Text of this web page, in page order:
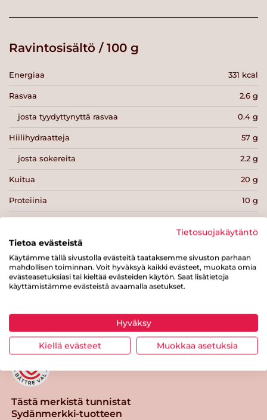
Ravintosisältö / 100 g
Energiaa 331 kcal
Rasvaa 2.6 g
josta tyydyttynyttä rasvaa 0.4 g
Hiilihydraatteja 57 g
josta sokereita 2.2 g
Kuitua 20 g
Proteiinia 10 g
Tulosta sivu Jaa tuote
Tästä merkistä tunnistat
Sydänmerkki-tuotteen
Tietosuojakäytäntö
Tietoa evästeistä
Käytämme tällä sivustolla evästeitä taataksemme sivuston parhaan
mahdollisen toiminnan. Voit hyväksyä kaikki evästeet, muokata omia
evästeasetuksiasi tai kieltää evästeiden käytön. Saat lisätietoja
käyttämistämme evästeistä avaamalla asetukset.
Hyväksy
Kiellä evästeet Muokkaa asetuksia